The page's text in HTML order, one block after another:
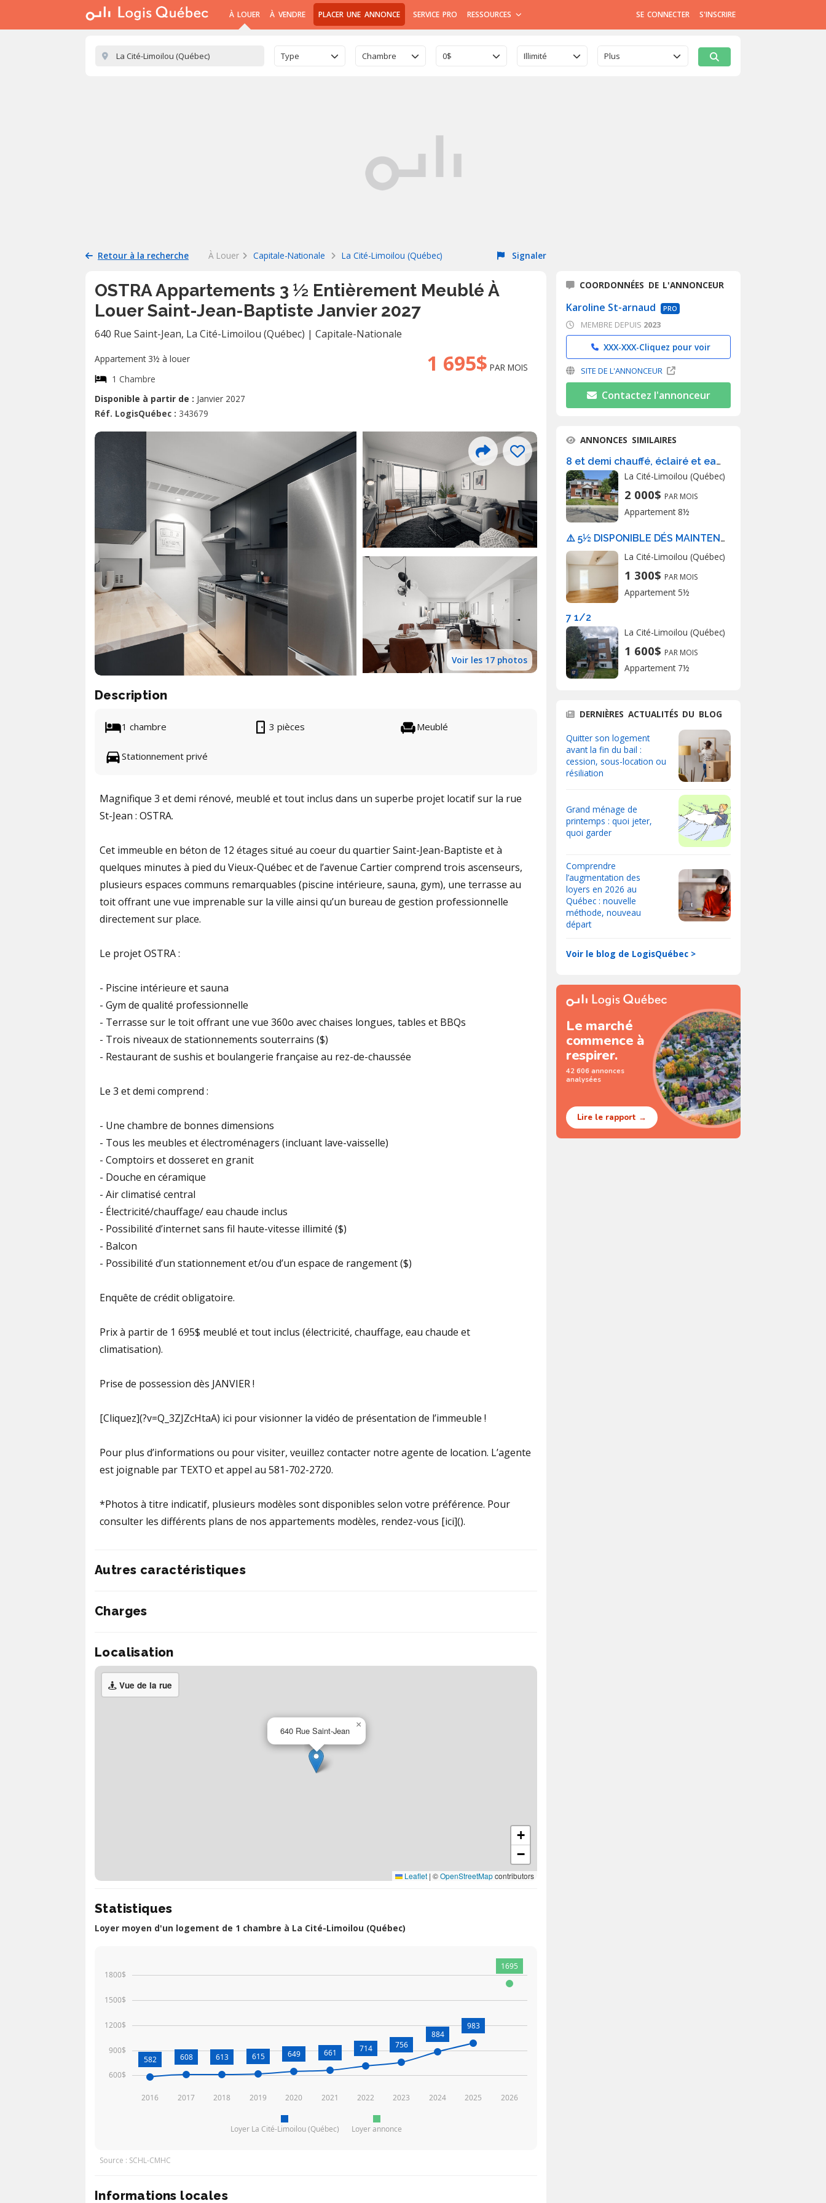
À LOUER À VENDRE PLACER UNE ANNONCE SERVICE PRO RESSOURCES SE CONNECTER S'INSCRIRE
Type Chambre 0$ Illimité Plus
Retour à la recherche À Louer Capitale-Nationale La Cité-Limoilou (Québec) Signaler
OSTRA Appartements 3 ½ Entièrement Meublé À
Louer Saint-Jean-Baptiste Janvier 2027
640 Rue Saint-Jean, La Cité-Limoilou (Québec) | Capitale-Nationale
1 695$ PAR MOIS
Appartement 3½ à louer
1 Chambre
Disponible à partir de : Janvier 2027
Réf. LogisQuébec : 343679
Voir les 17 photos
Description
1 chambre 3 pièces Meublé
Stationnement privé
Magnifique 3 et demi rénové, meublé et tout inclus dans un superbe projet locatif sur la rue
St-Jean : OSTRA.
Cet immeuble en béton de 12 étages situé au coeur du quartier Saint-Jean-Baptiste et à
quelques minutes à pied du Vieux-Québec et de l’avenue Cartier comprend trois ascenseurs,
plusieurs espaces communs remarquables (piscine intérieure, sauna, gym), une terrasse au
toit offrant une vue imprenable sur la ville ainsi qu’un bureau de gestion professionnelle
directement sur place.
Le projet OSTRA :
- Piscine intérieure et sauna
- Gym de qualité professionnelle
- Terrasse sur le toit offrant une vue 360o avec chaises longues, tables et BBQs
- Trois niveaux de stationnements souterrains ($)
- Restaurant de sushis et boulangerie française au rez-de-chaussée
Le 3 et demi comprend :
- Une chambre de bonnes dimensions
- Tous les meubles et électroménagers (incluant lave-vaisselle)
- Comptoirs et dosseret en granit
- Douche en céramique
- Air climatisé central
- Électricité/chauffage/ eau chaude inclus
- Possibilité d’internet sans fil haute-vitesse illimité ($)
- Balcon
- Possibilité d’un stationnement et/ou d’un espace de rangement ($)
Enquête de crédit obligatoire.
Prix à partir de 1 695$ meublé et tout inclus (électricité, chauffage, eau chaude et
climatisation).
Prise de possession dès JANVIER !
[Cliquez](?v=Q_3ZJZcHtaA) ici pour visionner la vidéo de présentation de l’immeuble !
Pour plus d’informations ou pour visiter, veuillez contacter notre agente de location. L’agente
est joignable par TEXTO et appel au 581-702-2720.
*Photos à titre indicatif, plusieurs modèles sont disponibles selon votre préférence. Pour
consulter les différents plans de nos appartements modèles, rendez-vous [ici]().
Autres caractéristiques
Charges
Localisation
Vue de la rue
640 Rue Saint-Jean
×
+
−
Leaflet | ©OpenStreetMapcontributors
Statistiques
Loyer moyen d'un logement de 1 chambre à La Cité-Limoilou (Québec)
Loyer La Cité-Limoilou (Québec) Loyer annonce
2016 2017 2018 2019 2020 2021 2022 2023 2024 2025 2026
600$
900$
1200$
1500$
1800$
582 608 613 615 649 661 714 756
884
983
1695
Source : SCHL-CMHC
Informations locales
COORDONNÉES DE L'ANNONCEUR
Karoline St-arnaud PRO
MEMBRE DEPUIS 2023
XXX-XXX-Cliquez pour voir
SITE DE L'ANNONCEUR
Contactez l'annonceur
ANNONCES SIMILAIRES
8 et demi chauffé, éclairé et eau chaude
La Cité-Limoilou (Québec)
2 000$ PAR MOIS
Appartement 8½
⚠️ 5½ DISPONIBLE DÉS MAINTENANT⚠️
La Cité-Limoilou (Québec)
1 300$ PAR MOIS
Appartement 5½
7 1/2
La Cité-Limoilou (Québec)
1 600$ PAR MOIS
Appartement 7½
DERNIÈRES ACTUALITÉS DU BLOG
Quitter son logement
avant la fin du bail :
cession, sous-location ou
résiliation
Grand ménage de
printemps : quoi jeter,
quoi garder
Comprendre
l’augmentation des
loyers en 2026 au
Québec : nouvelle
méthode, nouveau
départ
Voir le blog de LogisQuébec >
Le marché
commence à
respirer.
42 606 annonces
analysées
Lire le rapport →